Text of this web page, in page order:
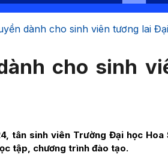
dành cho sinh viên tương lai
cho sinh
tân sinh viên Trường Đại học Hoa
tập, chương trình đào tạo.